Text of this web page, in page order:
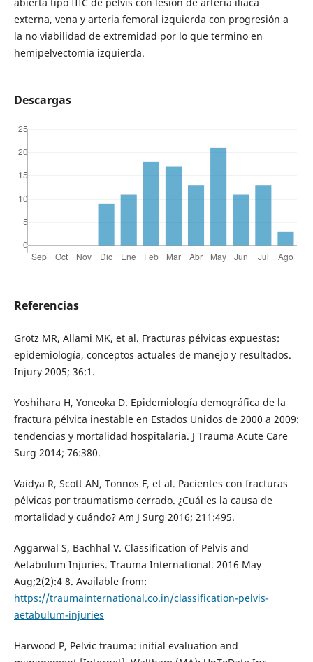
externa, vena y arteria femoral izquierda con progresión a
la no viabilidad de extremidad por lo que termino en
hemipelvectomia izquierda.
Descargas
Referencias
Grotz MR, Allami MK, et al. Fracturas pélvicas expuestas:
epidemiología, conceptos actuales de manejo y resultados.
Injury 2005; 36:1.
Yoshihara H, Yoneoka D. Epidemiología demográfica de la
fractura pélvica inestable en Estados Unidos de 2000 a 2009:
tendencias y mortalidad hospitalaria. J Trauma Acute Care
Surg 2014; 76:380.
Vaidya R, Scott AN, Tonnos F, et al. Pacientes con fracturas
pélvicas por traumatismo cerrado. ¿Cuál es la causa de
mortalidad y cuándo? Am J Surg 2016; 211:495.
Aggarwal S, Bachhal V. Classification of Pelvis and
Aetabulum Injuries. Trauma International. 2016 May
Aug;2(2):4 8. Available from:
https://traumainternational.co.in/classification-pelvis-
aetabulum-injuries
Harwood P, Pelvic trauma: initial evaluation and